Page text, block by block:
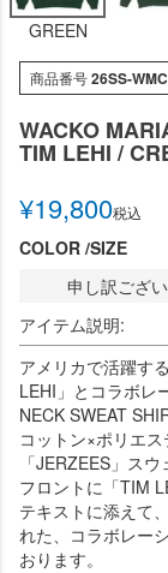
GREEN
商品番号26SS-
WACKO
TIM LEHI /
¥19,800税込
COLOR SIZE
申し訳ござ
アイテム説明:
アメリカで活躍す
LEHI」とコラボレ
NECK SWEAT
コットン×ポリエ
「JERZEES」ス
フロントに「TIM
テキストに添えて
れた、コラボレー
おります。